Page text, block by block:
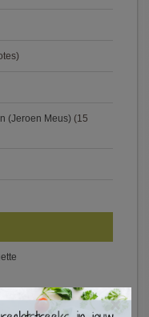
(Jeroen Meus) (15
×